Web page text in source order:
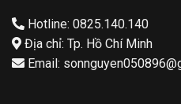
Hotline: 0825.140.140
Địa chỉ: Tp. Hồ Chí Minh
Email: